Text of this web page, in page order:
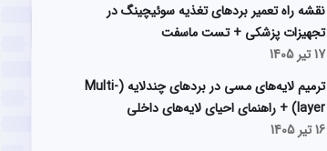
نقشه راه تعمیر بردهای تغذیه سوئیچینگ در
تجهیزات پزشکی + تست ماسفت
17 تیر 1405
ترمیم لایه‌های مسی در بردهای چندلایه (Multi-
layer) + راهنمای احیای لایه‌های داخلی
16 تیر 1405